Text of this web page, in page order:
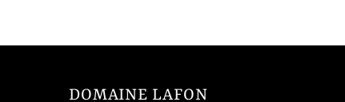
DOMAINE LAFON